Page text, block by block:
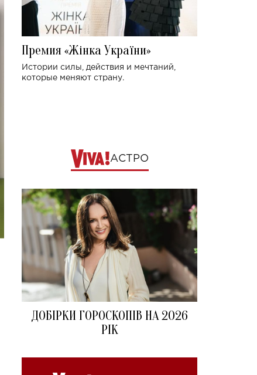
Премия «Жінка України»
Истории силы, действия и мечтаний,
которые меняют страну.
АСТРО
ДОБІРКИ ГОРОСКОПІВ НА 2026
РІК